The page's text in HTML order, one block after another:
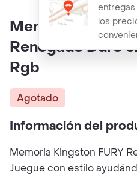
entregas
los
Memoria Ram
Renegade Ddr5
Rgb
Agotado
Información del
Memoria Kingston FURY
Juegue con estilo